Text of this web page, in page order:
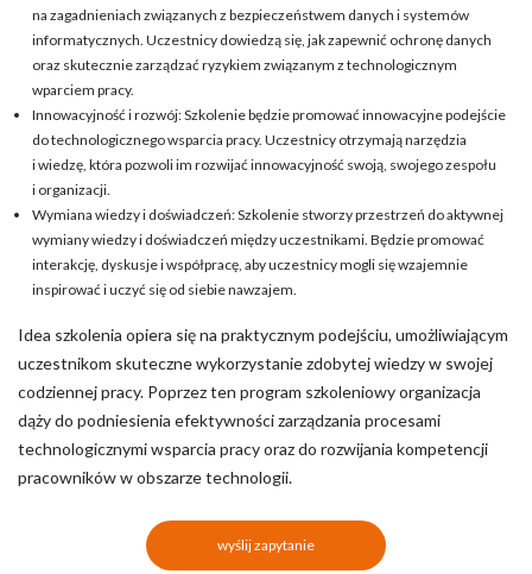
na zagadnieniach związanych z bezpieczeństwem danych i systemów
informatycznych. Uczestnicy dowiedzą się, jak zapewnić ochronę danych
oraz skutecznie zarządzać ryzykiem związanym z technologicznym
wparciem pracy.
Innowacyjność i rozwój: Szkolenie będzie promować innowacyjne podejście
do technologicznego wsparcia pracy. Uczestnicy otrzymają narzędzia
i wiedzę, która pozwoli im rozwijać innowacyjność swoją, swojego zespołu
i organizacji.
Wymiana wiedzy i doświadczeń: Szkolenie stworzy przestrzeń do aktywnej
wymiany wiedzy i doświadczeń między uczestnikami. Będzie promować
interakcję, dyskusje i współpracę, aby uczestnicy mogli się wzajemnie
inspirować i uczyć się od siebie nawzajem.
Idea szkolenia opiera się na praktycznym podejściu, umożliwiającym
uczestnikom skuteczne wykorzystanie zdobytej wiedzy w swojej
codziennej pracy. Poprzez ten program szkoleniowy organizacja
dąży do podniesienia efektywności zarządzania procesami
technologicznymi wsparcia pracy oraz do rozwijania kompetencji
pracowników w obszarze technologii.
wyślij zapytanie